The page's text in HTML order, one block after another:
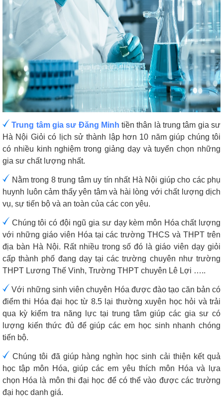
Trung tâm gia sư Đăng Minh tiền thân là trung tâm gia sư
Hà Nội Giỏi có lịch sử thành lập hơn 10 năm giúp chúng tôi
có nhiều kinh nghiệm trong giảng dạy và tuyển chọn những
gia sư chất lượng nhất.
Nằm trong 8 trung tâm uy tín nhất Hà Nội giúp cho các phụ
huynh luôn cảm thấy yên tâm và hài lòng với chất lượng dịch
vụ, sự tiến bộ và an toàn của các con yêu.
Chúng tôi có đội ngũ gia sư dạy kèm môn Hóa chất lượng
với những giáo viên Hóa tại các trường THCS và THPT trên
địa bàn Hà Nội. Rất nhiều trong số đó là giáo viên dạy giỏi
cấp thành phố đang dạy tại các trường chuyên như trường
THPT Lương Thế Vinh, Trường THPT chuyên Lê Lợi …..
Với những sinh viên chuyên Hóa được đào tạo căn bản có
điểm thi Hóa đại học từ 8.5 lại thường xuyên học hỏi và trải
qua kỳ kiểm tra năng lực tại trung tâm giúp các gia sư có
lượng kiến thức đủ để giúp các em học sinh nhanh chóng
tiến bộ.
Chúng tôi đã giúp hàng nghìn học sinh cải thiện kết quả
học tập môn Hóa, giúp các em yêu thích môn Hóa và lựa
chọn Hóa là môn thi đại học để có thể vào được các trường
đại học danh giá.